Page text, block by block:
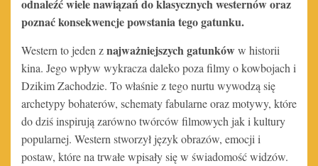
odnaleźć wiele nawiązań do klasycznych westernów oraz
poznać konsekwencje powstania tego gatunku.
Western to jeden znajważniejszych gatunkóww historii
kina. Jego wpływ wykracza daleko poza filmy o kowbojach i
Dzikim Zachodzie. To właśnie z tego nurtu wywodzą się
archetypy bohaterów, schematy fabularne oraz motywy, które
do dziś inspirują zarówno twórców filmowych jak i kultury
popularnej. Western stworzył język obrazów, emocji i
postaw, które na trwałe wpisały się w świadomość widzów.